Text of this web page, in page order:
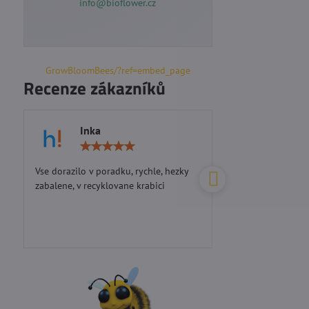
info@bioflower.cz
GrowBloomBees/?ref=embed_page
Recenze zákazníků
Inka
5
Vse dorazilo v poradku, rychle, hezky
zabalene, v recyklovane krabici